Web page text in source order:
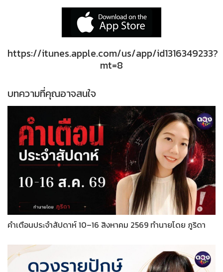
https://itunes.apple.com/us/app/id1316349233?
mt=8
บทความที่คุณอาจสนใจ
คำเตือนประจำสัปดาห์ 10–16 สิงหาคม 2569 ทำนายโดย ภูริดา